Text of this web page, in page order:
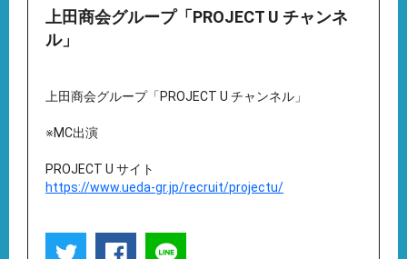
上田商会グループ「PROJECT U チャンネ
ル」
上田商会グループ「PROJECT U チャンネル」
※MC出演
PROJECT U サイト
https://www.ueda-gr.jp/recruit/projectu/